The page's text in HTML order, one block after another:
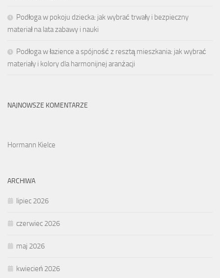
Podłoga w pokoju dziecka: jak wybrać trwały i bezpieczny
materiał na lata zabawy i nauki
Podłoga w łazience a spójność z resztą mieszkania: jak wybrać
materiały i kolory dla harmonijnej aranżacji
NAJNOWSZE KOMENTARZE
Hormann Kielce
ARCHIWA
lipiec 2026
czerwiec 2026
maj 2026
kwiecień 2026